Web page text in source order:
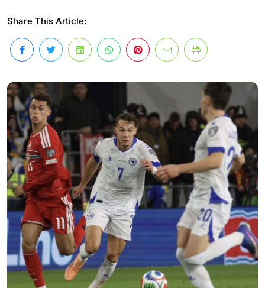
Share This Article: